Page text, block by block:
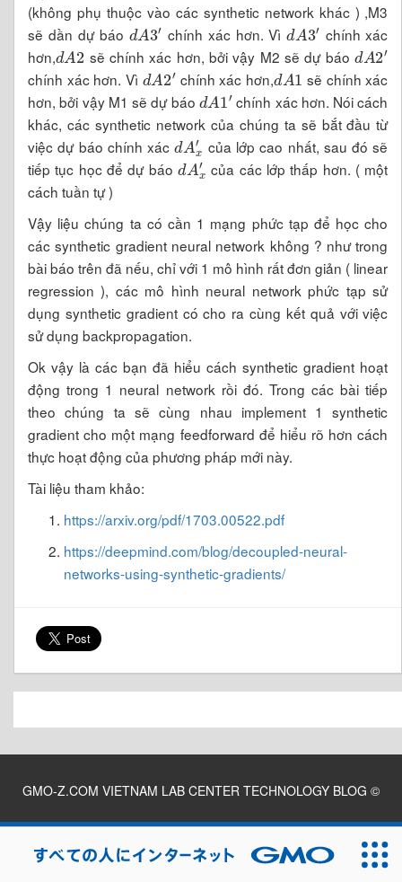
(không phụ thuộc vào các synthetic network khác ) ,M3
sẽ dần dự báo dA3′ chính xác hơn. VìdA3′ chính xác
hơn,dA 2 sẽ chính xác hơn, bởi vậy M2 sẽ dự báod A2′
chính xác hơn. Vì dA2′ chính xác hơn,d A1 sẽ chính xác
hơn, bởi vậy M1 sẽ dự báo dA1′ chính xác hơn. Nói cách
khác, các synthetic network của chúng ta sẽ bắt đầu từ
việc dự báo chính xácdAx′của lớp cao nhất, sau đó sẽ
tiếp tục học để dự báodAx ′của các lớp thấp hơn. ( một
cách tuần tự )
Vậy liệu chúng ta có cần 1 mạng phức tạp để học cho
các synthetic gradient neural network không ? như trong
bài báo trên đã nếu, chỉ với 1 mô hình rất đơn giản ( linear
regression ), các mô hình neural network phức tạp sử
dụng synthetic gradient có cho ra cùng kết quả với việc
sử dụng backpropagation.
Ok vậy là các bạn đã hiểu cách synthetic gradient hoạt
động trong 1 neural network rồi đó. Trong các bài tiếp
theo chúng ta sẽ cùng nhau implement 1 synthetic
gradient cho một mạng feedforward để hiểu rõ hơn cách
thực hoạt động của phương pháp mới này.
Tài liệu tham khảo:
https://arxiv.org/pdf/1703.00522.pdf
https://deepmind.com/blog/decoupled-neural-
networks-using-synthetic-gradients/
GMO-Z.COM VIETNAM LAB CENTER TECHNOLOGY BLOG ©
2026